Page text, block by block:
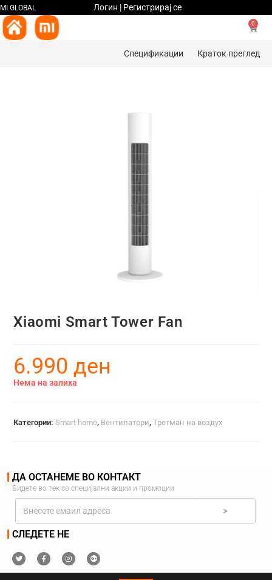
MI GLOBAL Логин | Регистрирај се
0
Спецификации Краток преглед
Xiaomi Smart Tower Fan
6.990ден
Нема на залиха
Категории:Smart home, Вентилатори,Третман на воздух
ДА ОСТАНЕМЕ ВО КОНТАКТ
Бидете во тек со специјални акции и промоции
>
СЛЕДЕТЕ НЕ